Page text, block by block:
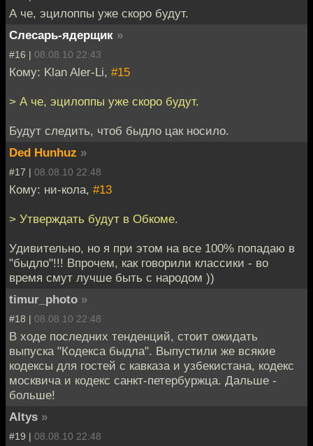
А че, эцилоппы уже скоро будут.
Слесарь-ядерщик »
#16 | 08.08.10 22:43
Кому: Klan Aler-Li, #15
> А че, эцилоппы уже скоро будут.
Будут следить, чтоб быдло цак носило.
Ded Hunhuz »
#17 | 08.08.10 22:48
Кому: ни-кола, #13
> Утверждать будут в Обкоме.
Удивительно, но я при этом на все 100% попадаю в
"быдло"!!! Впрочем, как говорили классики - во
время смут лучше быть с народом ))
timur_photo »
#18 | 08.08.10 22:48
В ходе последних тенденций, стоит ожидать
выпуска "Кодекса быдла". Выпустили же всякие
кодексы для гостей с кавказа и узбекистана, кодекс
москвича и кодекс санкт-петербуржца. Дальше -
больше!
Altys »
#19 | 08.08.10 22:48